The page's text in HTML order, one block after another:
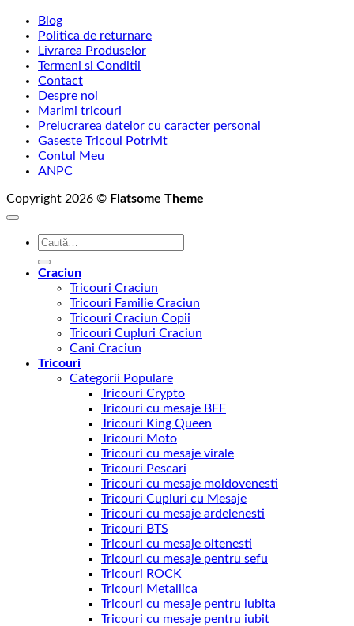
69,00 lei
până
la
Blog
Politica de returnare
Livrarea Produselor
Termeni si Conditii
Contact
Despre noi
Marimi tricouri
Prelucrarea datelor cu caracter personal
Gaseste Tricoul Potrivit
Contul Meu
ANPC
Copyright 2026 © Flatsome Theme
Caută
Craciun
Tricouri Craciun
Tricouri Familie Craciun
Tricouri Craciun Copii
Tricouri Cupluri Craciun
Cani Craciun
Tricouri
Categorii Populare
Tricouri Crypto
Tricouri cu mesaje BFF
Tricouri King Queen
Tricouri Moto
Tricouri cu mesaje virale
Tricouri Pescari
Tricouri cu mesaje moldovenesti
Tricouri Cupluri cu Mesaje
Tricouri cu mesaje ardelenesti
Tricouri BTS
Tricouri cu mesaje oltenesti
Tricouri cu mesaje pentru sefu
Tricouri ROCK
Tricouri Metallica
Tricouri cu mesaje pentru iubita
Tricouri cu mesaje pentru iubit